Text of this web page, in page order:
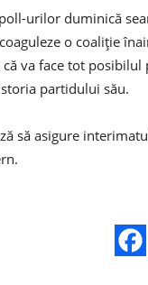
urilor duminică
o coaliție
că va face tot
partidului său.
să asigure